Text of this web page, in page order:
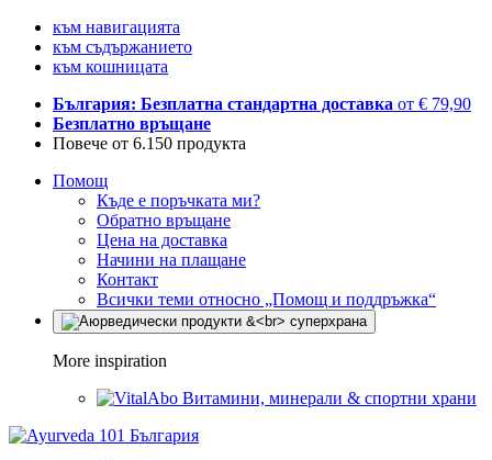
към навигацията
към съдържанието
към кошницата
България: Безплатна стандартна доставка от € 79,90
Безплатно връщане
Повече от 6.150 продукта
Помощ
Къде е поръчката ми?
Обратно връщане
Цена на доставка
Начини на плащане
Контакт
Всички теми относно „Помощ и поддръжка“
More inspiration
Витамини, минерали & спортни храни